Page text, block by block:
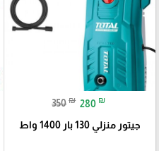
350 ₪ 280 ₪
جيتور منزلي 130 بار 1400 واط